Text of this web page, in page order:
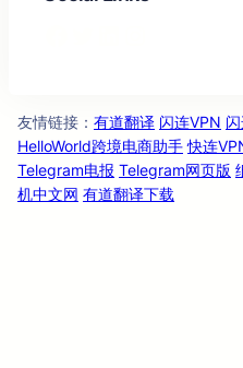
友情链接 ： 有道翻译 闪连VPN
HelloWorld跨境电商助手 快连
Telegram电报 Telegram网页版
机中文网 有道翻译下载